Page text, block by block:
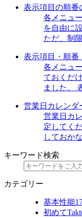
表示項目の順番
各メニュ
を自由に
ただ、制
表示項目・順番
各メニュ
ておくだ
ました。
営業日カレンダ
営業日カ
定してく
しておか
キーワード検索
カテゴリー
基本性能
初めて